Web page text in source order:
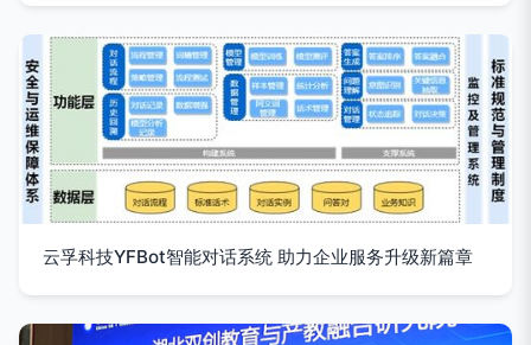
云孚科技YFBot智能对话系统 助力企业服务升级新篇章